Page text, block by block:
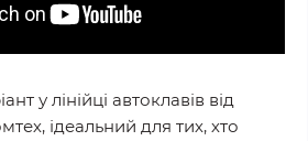
у лінійці автоклавів від
ідеальний для тих, хто